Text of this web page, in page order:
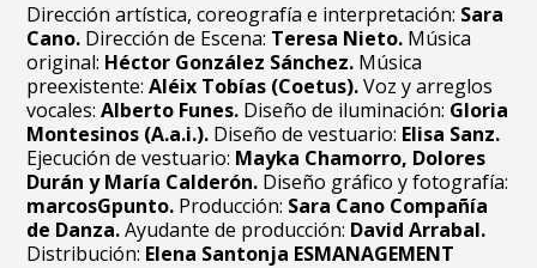
Dirección artística, coreografía e interpretación: Sara
Cano. Dirección de Escena: Teresa Nieto. Música
original: Héctor González Sánchez. Música
preexistente:Aléix Tobías (Coetus).Voz y arreglos
vocales:Alberto Funes. Diseño de iluminación: Gloria
Montesinos (A.a.i.). Diseño de vestuario: Elisa Sanz.
Ejecución de vestuario: Mayka Chamorro, Dolores
Durán y María Calderón. Diseño gráfico y fotografía:
marcosGpunto. Producción: Sara Cano Compañía
de Danza.Ayudante de producción: David Arrabal.
Distribución: Elena Santonja ESMANAGEMENT